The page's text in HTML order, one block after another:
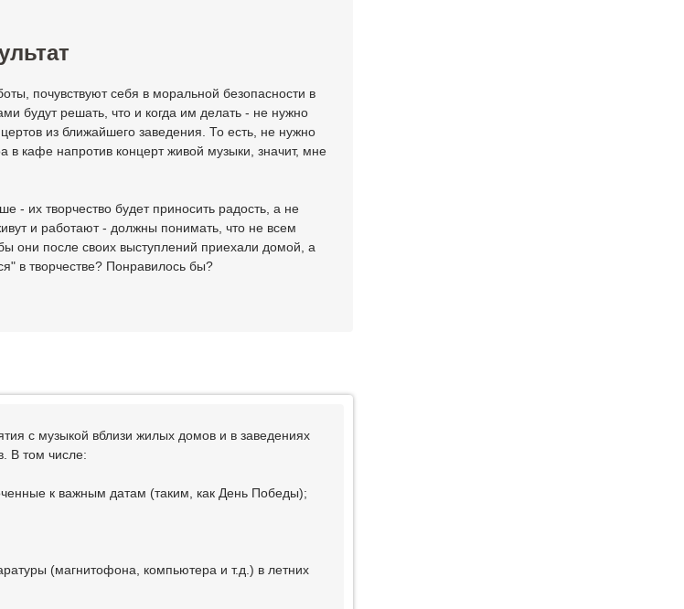
почувствуют себя в моральной безопасности в
будут решать, что и когда им делать - не нужно
из ближайшего заведения. То есть, не нужно
в кафе напротив концерт живой музыки, значит, мне
- их творчество будет приносить радость, а не
и работают - должны понимать, что не всем
они после своих выступлений приехали домой, а
в творчестве? Понравилось бы?
с музыкой вблизи жилых домов и в заведениях
В том числе:
к важным датам (таким, как День Победы);
(магнитофона, компьютера и т.д.) в летних